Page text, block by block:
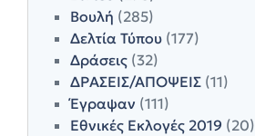
Βουλή (285)
Δελτία Τύπου (177)
Δράσεις (32)
ΔΡΑΣΕΙΣ/ΑΠΟΨΕΙΣ (11)
Έγραψαν (111)
Εθνικές Εκλογές 2019 (20)